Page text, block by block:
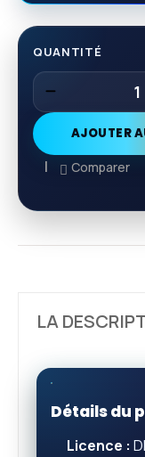
QUANTITÉ
AJOUTER
Comparer
LA
Détails du
Licence :